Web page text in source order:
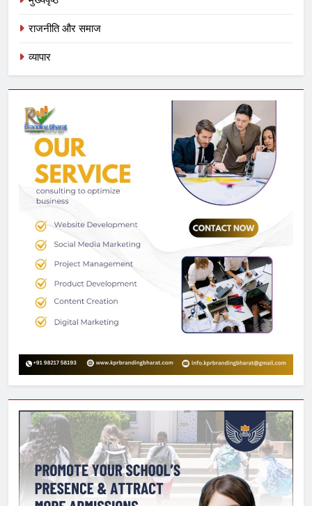
राजनीति और समाज
व्यापार